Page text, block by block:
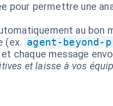
pour permettre une
au bon
(ex. agent-beyond-
chaque message
et laisse à vos